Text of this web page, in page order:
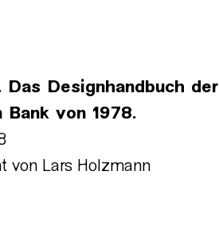
Das Designhandbuch der
Bank von 1978.
von Lars Holzmann